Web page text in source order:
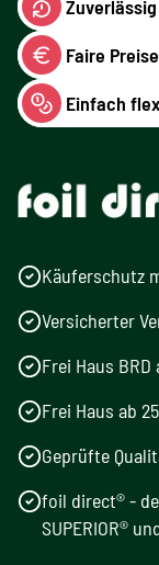
Faire Preise
Einfach
Käuferschutz
Versicherter
Frei Haus BRD
Frei Haus ab
Geprüfte
foil direct® -
SUPERIOR®